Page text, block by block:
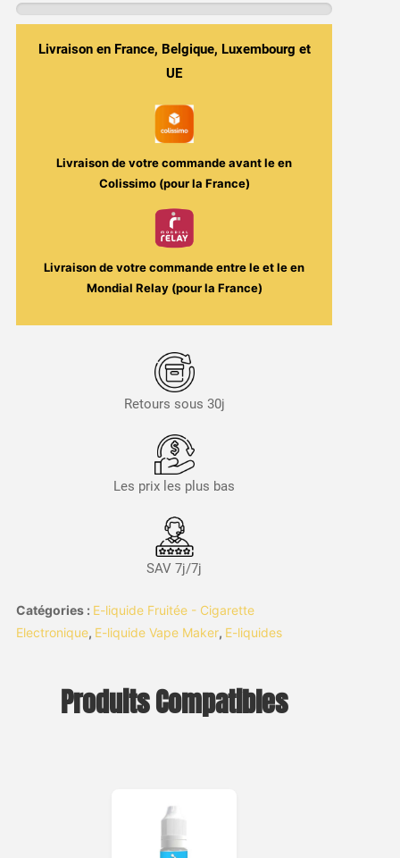
Melon
Livraison en France, Belgique, Luxembourg et
UE
Livraison de votre commande avant leen
Colissimo (pour la France)
Livraison de votre commande entre leet leen
Mondial Relay (pour la France)
Retours sous 30j
Les prix les plus bas
SAV 7j/7j
Catégories : E-liquide Fruitée - Cigarette
Electronique, E-liquide Vape Maker, E-liquides
Produits Compatibles